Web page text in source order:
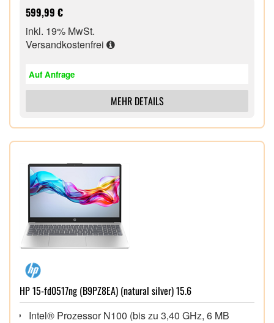
(DisplayPort™ 1.2), 2x USB 3.2 Gen 1,
Speicherkartenleser
Windows® 11 Home 64 Bit,
38,86 cm (15,3") entspiegeltes WUXGA IPS Display
599,99 €
inkl. 19% MwSt.
Versandkostenfrei
Auf Anfrage
MEHR DETAILS
HP 15-fd0517ng (B9PZ8EA) (natural silver) 15.6
Intel® Prozessor N100 (bis zu 3,40 GHz, 6 MB